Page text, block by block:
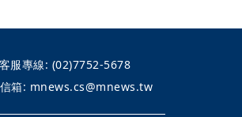
客服專線: (02)7752-5678
箱: mnews.cs@mnews.tw